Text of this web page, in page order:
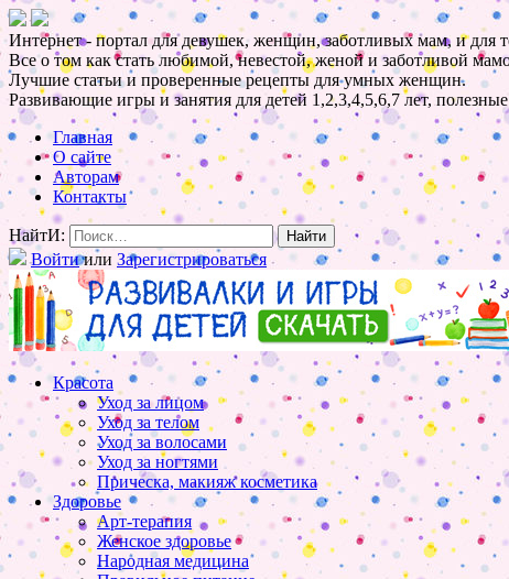
Интернет - портал для девушек, женщин, заботливых мам, и для
Все о том как стать любимой, невестой, женой и заботливой
Лучшие статьи и проверенные рецепты для умных женщин.
Развивающие игры и занятия для детей 1,2,3,4,5,6,7 лет,
Главная
О сайте
Авторам
Контакты
НайтИ:
Войтиили Зарегистрироваться
Красота
Уход за лицом
Уход за телом
Уход за волосами
Уход за ногтями
Прическа, макияж косметика
Здоровье
Арт-терапия
Женское здоровье
Народная медицина